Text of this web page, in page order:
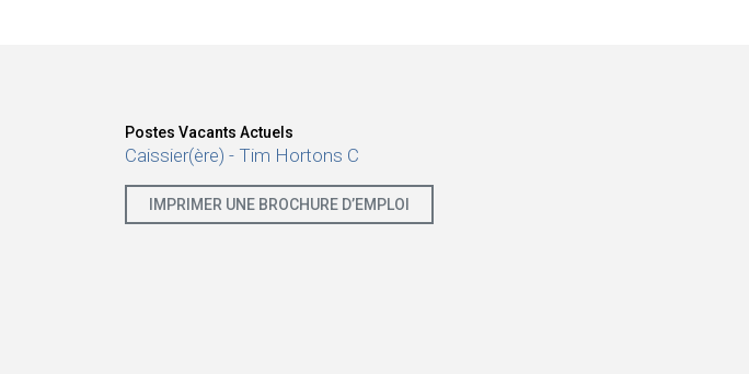
Postes Vacants Actuels
Caissier(ère) - Tim Hortons C
IMPRIMER UNE BROCHURE D’EMPLOI